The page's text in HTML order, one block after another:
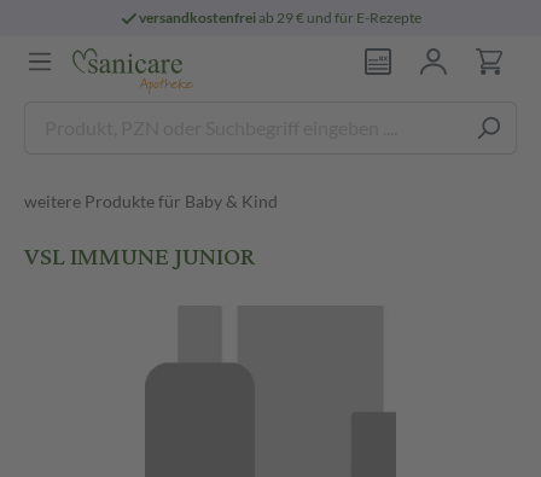
versandkostenfreiab 29 € und für E-Rezepte
weitere Produkte für Baby & Kind
VSL IMMUNE JUNIOR